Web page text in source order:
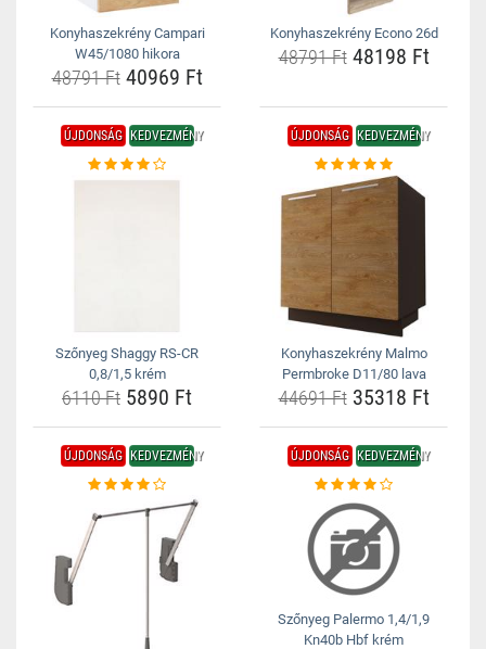
Konyhaszekrény Campari
W45/1080 hikora
48791 Ft40969 Ft
Konyhaszekrény Econo 26d
48791 Ft48198 Ft
ÚJDONSÁG KEDVEZMÉNY
Szőnyeg Shaggy RS-CR
0,8/1,5 krém
6110 Ft 5890 Ft
ÚJDONSÁG KEDVEZMÉNY
Konyhaszekrény Malmo
Permbroke D11/80 lava
44691 Ft35318 Ft
ÚJDONSÁG KEDVEZMÉNY ÚJDONSÁG KEDVEZMÉNY
Szőnyeg Palermo 1,4/1,9
Kn40b Hbf krém